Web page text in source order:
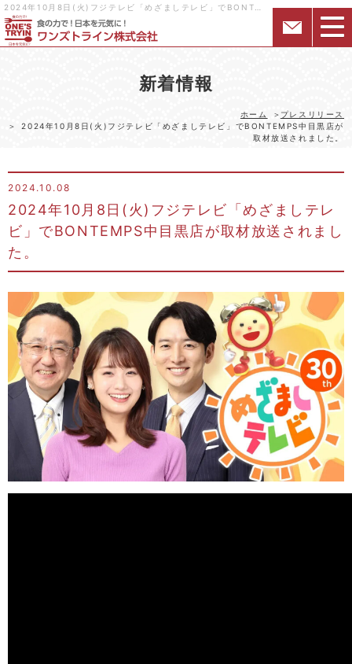
新着情報
ホーム
プレスリリース
2024年10月8日(火)フジテレビ「めざましテレビ」でBONTEMPS中目黒店が
取材放送されました。
2024.10.08
2024年10月8日(火)フジテレビ「めざましテレ
ビ」でBONTEMPS中目黒店が取材放送されまし
た。